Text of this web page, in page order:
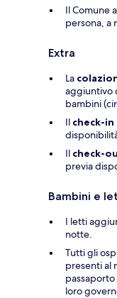
Il Comune
persona, a
Extra
La
aggiuntivo
bambini
Il check-
Il check-
previa
Bambini e
I letti
notte.
Tutti gli
presenti al
loro